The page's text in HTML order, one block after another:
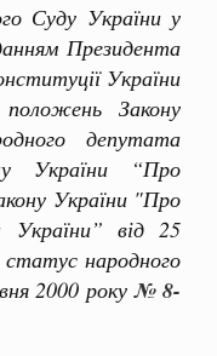
Суду України у
Президента
України
Закону
депутата
України “Про
України "Про
України” від 25
статус народного
2000 року№ 8-